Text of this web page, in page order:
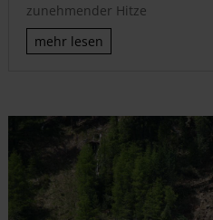
zunehmender Hitze
mehr lesen